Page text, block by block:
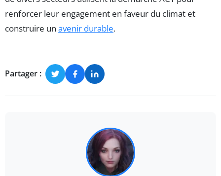
renforcer leur engagement en faveur du climat et
construire un avenir durable.
Partager :